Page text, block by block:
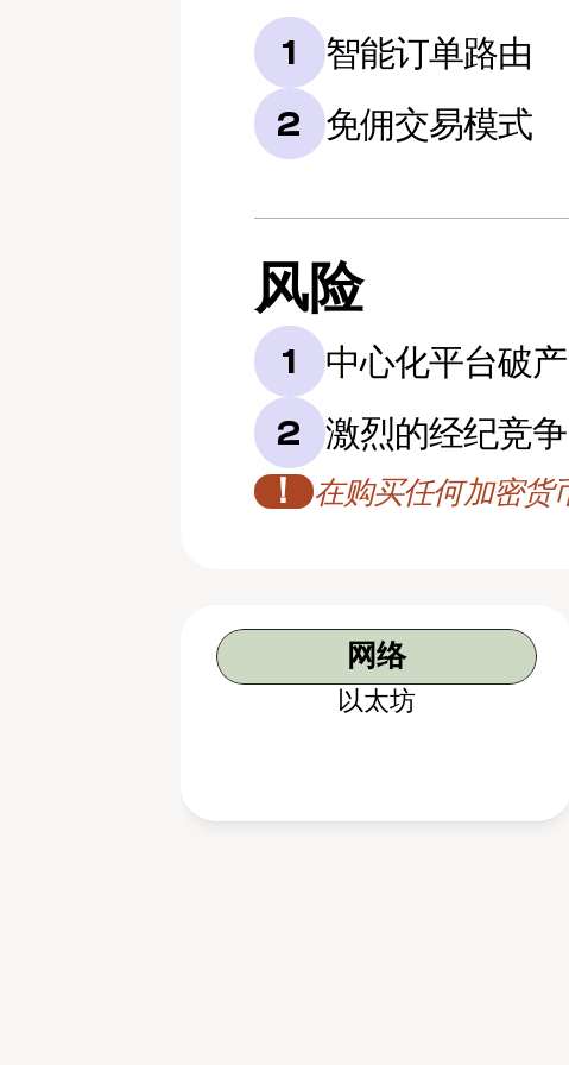
1 智能订单路由
2 免佣交易模式
风险
1 中心化平台破产
2 激烈的经纪竞争
！ 在购买任何加密货
网络
以太坊